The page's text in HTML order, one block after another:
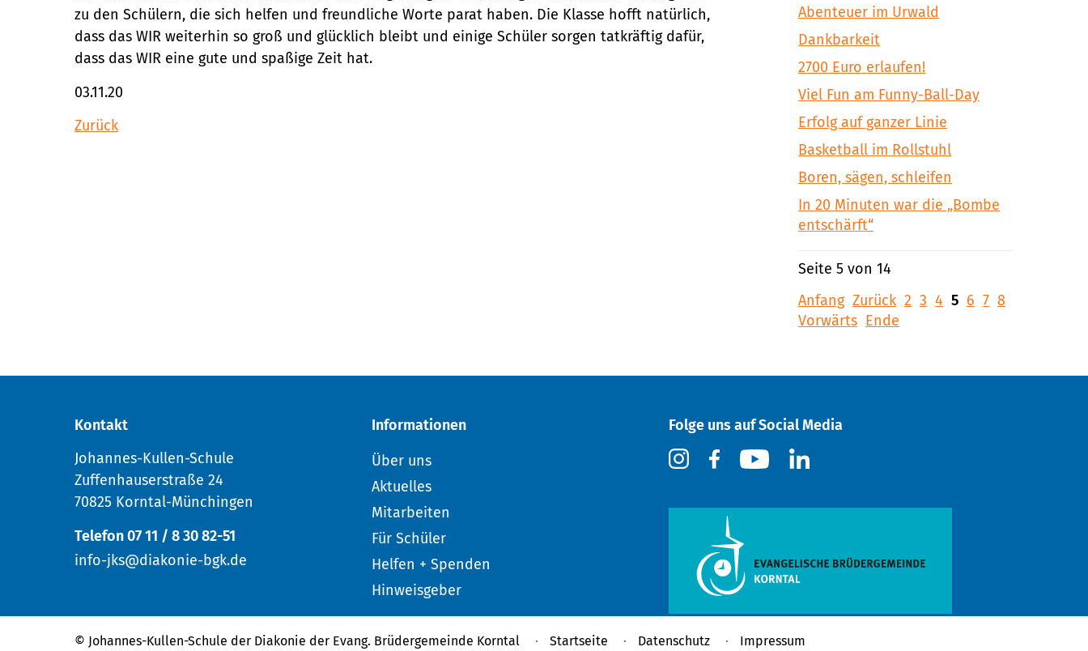
zu den Schülern, die sich helfen und freundliche Worte parat haben. Die Klasse hofft natürlich,
dass das WIR weiterhin so groß und glücklich bleibt und einige Schüler sorgen tatkräftig dafür,
dass das WIR eine gute und spaßige Zeit hat.
03.11.20
Zurück
Abenteuer im Urwald
Dankbarkeit
2700 Euro erlaufen!
Viel Fun am Funny-Ball-Day
Erfolg auf ganzer Linie
Basketball im Rollstuhl
Boren, sägen, schleifen
In 20 Minuten war die „Bombe
entschärft“
Seite 5 von 14
Anfang Zurück 2 3 4 5 6 7 8
Vorwärts Ende
Kontakt
Johannes-Kullen-Schule
Zuffenhauserstraße 24
70825 Korntal-Münchingen
Telefon 07 11 / 8 30 82-51
info-jks@diakonie-bgk.de
Informationen
Über uns
Aktuelles
Mitarbeiten
Für Schüler
Helfen + Spenden
Hinweisgeber
Folge uns auf Social Media
© Johannes-Kullen-Schule der Diakonie der Evang. Brüdergemeinde Korntal Startseite Datenschutz Impressum